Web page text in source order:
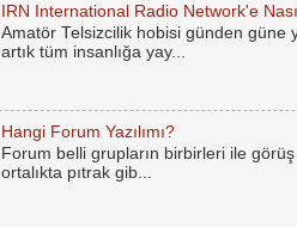
IRN International Radio Network'e
Amatör Telsizcilik hobisi günden güne
artık tüm insanlığa yay...
Hangi Forum Yazılımı?
Forum belli grupların birbirleri ile
ortalıkta pıtrak gib...